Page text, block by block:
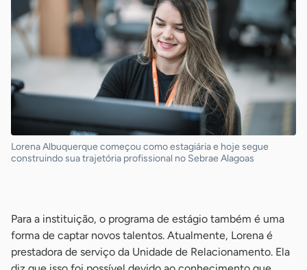
Lorena Albuquerque começou como estagiária e hoje segue
construindo sua trajetória profissional no Sebrae Alagoas
Para a instituição, o programa de estágio também é uma
forma de captar novos talentos. Atualmente, Lorena é
prestadora de serviço da Unidade de Relacionamento. Ela